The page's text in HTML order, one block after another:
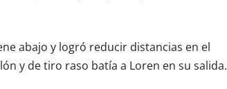
abajo y logró reducir distancias en el
y de tiro raso batía a Loren en su salida.